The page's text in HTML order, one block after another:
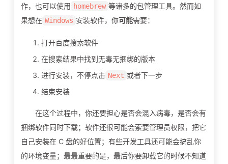
作，也可以使用 homebrew 等诸多的包管理工具。然而如
果想在 Windows 安装软件，你可能需要：
打开百度搜索软件
在搜索结果中找到无毒无捆绑的版本
进行安装，不停点击 Next 或者下一步
结束安装
在这个过程中，你还要担心是否会混入病毒，是否会有
捆绑软件同时下载；软件还很可能会索要管理员权限，把它
自己安装在 C 盘的好位置；有些开发工具还可能会搞乱你
的环境变量；最最重要的是，最后你要卸载它的时候不知道